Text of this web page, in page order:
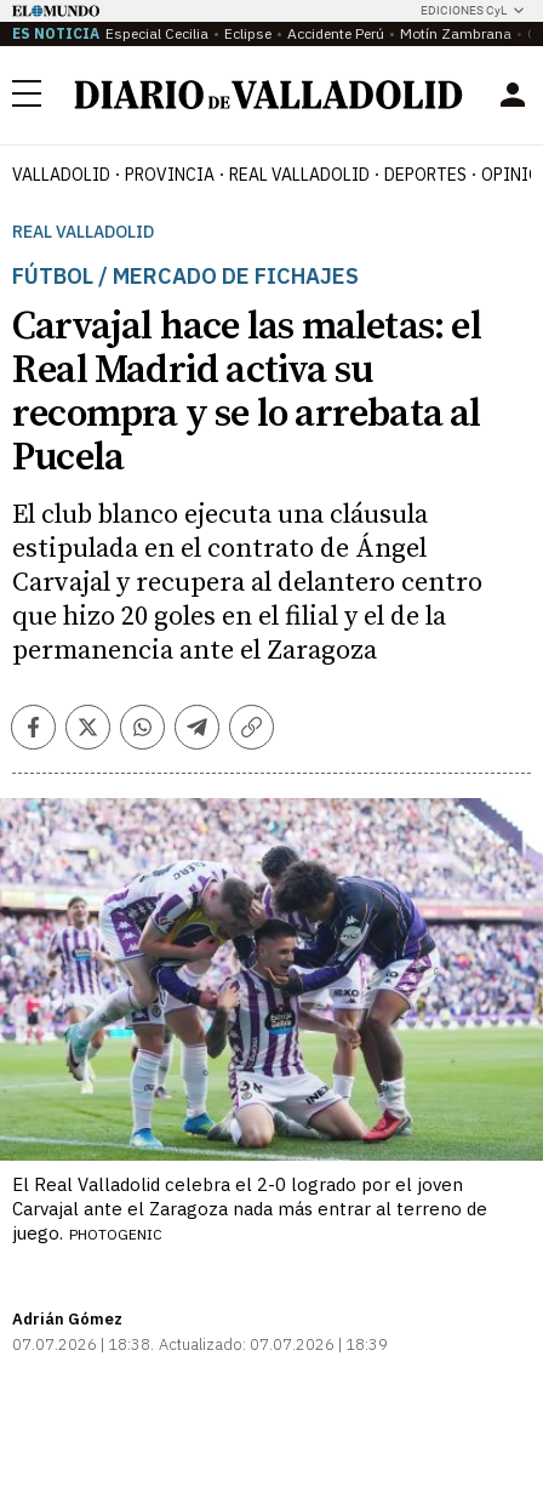
EDICIONES CyL
ES NOTICIA Especial Cecilia Eclipse Accidente Perú Motín Zambrana
Menú
VALLADOLID PROVINCIA REAL VALLADOLID DEPORTES
REAL VALLADOLID
FÚTBOL / MERCADO DE FICHAJES
Carvajal hace las maletas: el
Real Madrid activa su
recompra y se lo arrebata al
Pucela
El club blanco ejecuta una cláusula
estipulada en el contrato de Ángel
Carvajal y recupera al delantero centro
que hizo 20 goles en el filial y el de la
permanencia ante el Zaragoza
FacebookTwitterWhatsappTelegramCopiar
El Real Valladolid celebra el 2-0 logrado por el joven
Carvajal ante el Zaragoza nada más entrar al terreno de
juego. PHOTOGENIC
Adrián Gómez
07.07.2026 | 18:38 Actualizado: 07.07.2026 | 18:39